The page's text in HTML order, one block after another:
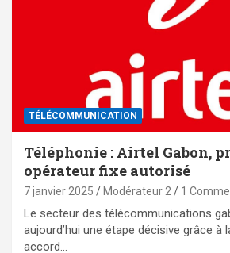
TÉLÉCOMMUNICATION
Téléphonie : Airtel Gabon,
opérateur fixe autorisé
7 janvier 2025 Modérateur 2 1
Le secteur des télécommunications
aujourd’hui une étape décisive grâce à
accord…